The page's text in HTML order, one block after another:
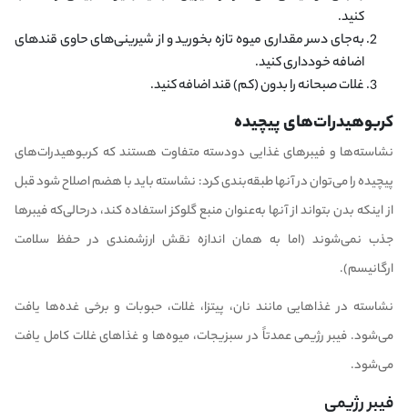
کنید.
به‌جای دسر مقداری میوه تازه بخورید و از شیرینی‌های حاوی قندهای
اضافه خودداری کنید.
غلات صبحانه را بدون (کم) قند اضافه کنید.
کربوهیدرات‌های پیچیده
نشاسته‌ها و فیبرهای غذایی دودسته متفاوت هستند که کربوهیدرات‌های
پیچیده را می‌توان در آنها طبقه‌بندی کرد: نشاسته باید با هضم اصلاح شود قبل
از اینکه بدن بتواند از آنها به‌عنوان منبع گلوکز استفاده کند، درحالی‌که فیبرها
جذب نمی‌شوند (اما به همان اندازه نقش ارزشمندی در حفظ سلامت
ارگانیسم).
نشاسته در غذاهایی مانند نان، پیتزا، غلات، حبوبات و برخی غده‌ها یافت
می‌شود. فیبر رژیمی عمدتاً در سبزیجات، میوه‌ها و غذاهای غلات کامل یافت
می‌شود.
فیبر رژیمی